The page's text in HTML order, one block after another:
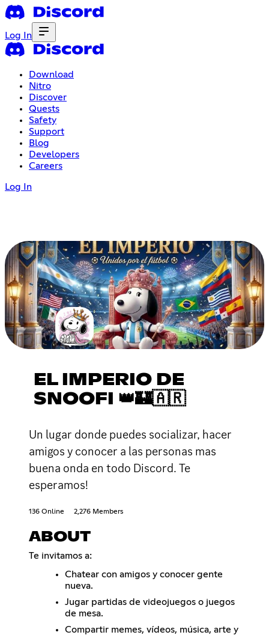
Log In
Download
Nitro
Discover
Quests
Safety
Support
Blog
Developers
Careers
Log In
EL IMPERIO DE
SNOOFI 👑🏰🇦🇷
Un lugar donde puedes socializar, hacer
amigos y conocer a las personas mas
buena onda en todo Discord. Te
esperamos!
136 Online 2,276 Members
ABOUT
Te invitamos a:
Chatear con amigos y conocer gente
nueva.
Jugar partidas de videojuegos o juegos
de mesa.
Compartir memes, vídeos, música, arte y